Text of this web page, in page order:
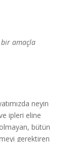
bir amaçla
neyin
ipleri eline
bütün
gerektiren